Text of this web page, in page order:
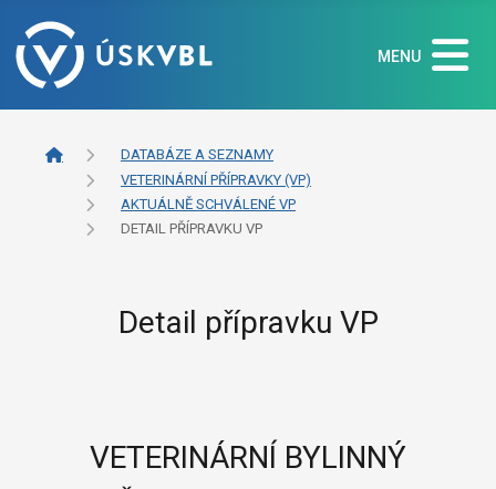
MENU
DATABÁZE A SEZNAMY
VETERINÁRNÍ PŘÍPRAVKY (VP)
AKTUÁLNĚ SCHVÁLENÉ VP
DETAIL PŘÍPRAVKU VP
Detail přípravku VP
VETERINÁRNÍ BYLINNÝ